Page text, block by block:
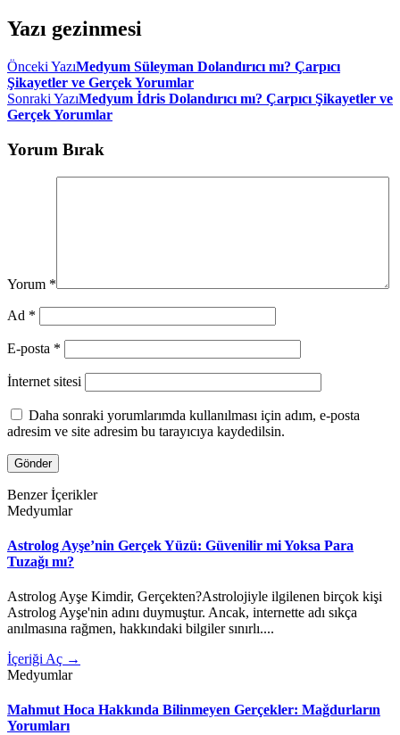
Yazı gezinmesi
Önceki YazıMedyum Süleyman Dolandırıcı mı? Çarpıcı
Şikayetler ve Gerçek Yorumlar
Sonraki YazıMedyum İdris Dolandırıcı mı? Çarpıcı Şikayetler ve
Gerçek Yorumlar
Yorum Bırak
Yorum *
Ad *
E-posta *
İnternet sitesi
Daha sonraki yorumlarımda kullanılması için adım, e-posta
adresim ve site adresim bu tarayıcıya kaydedilsin.
Benzer İçerikler
Medyumlar
Astrolog Ayşe’nin Gerçek Yüzü: Güvenilir mi Yoksa Para
Tuzağı mı?
Astrolog Ayşe Kimdir, Gerçekten?Astrolojiyle ilgilenen birçok kişi
Astrolog Ayşe'nin adını duymuştur. Ancak, internette adı sıkça
anılmasına rağmen, hakkındaki bilgiler sınırlı....
İçeriği Aç →
Medyumlar
Mahmut Hoca Hakkında Bilinmeyen Gerçekler: Mağdurların
Yorumları